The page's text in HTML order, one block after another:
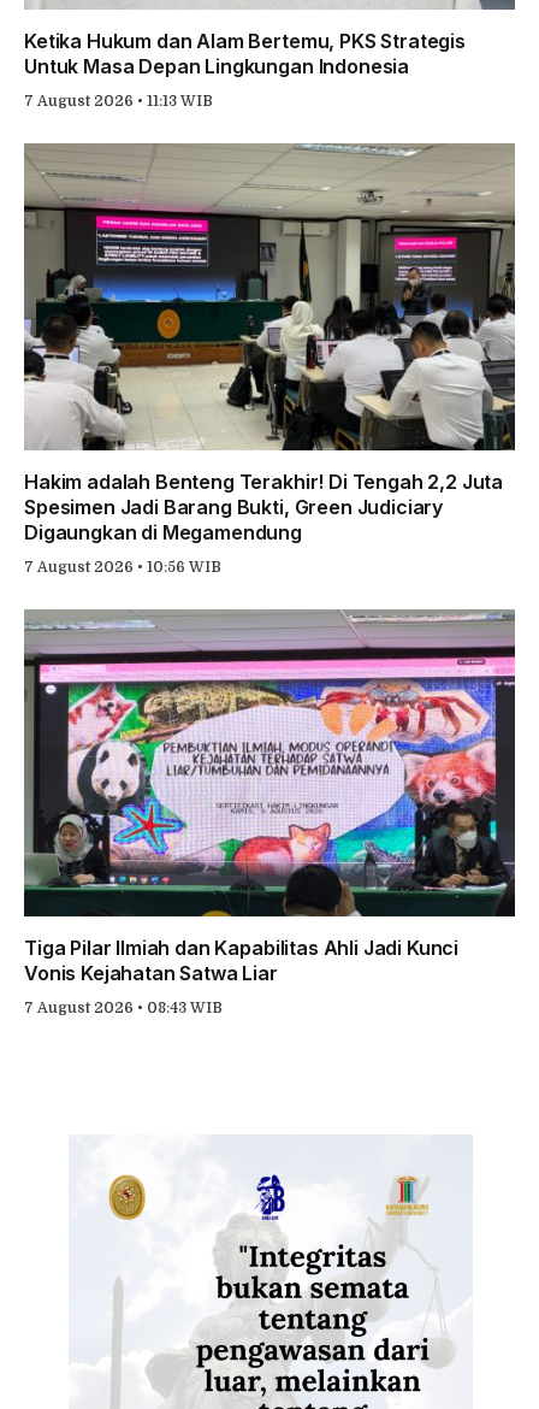
Ketika Hukum dan Alam Bertemu, PKS Strategis
Untuk Masa Depan Lingkungan Indonesia
7 August 2026 • 11:13 WIB
Hakim adalah Benteng Terakhir! Di Tengah 2,2 Juta
Spesimen Jadi Barang Bukti, Green Judiciary
Digaungkan di Megamendung
7 August 2026 • 10:56 WIB
Tiga Pilar Ilmiah dan Kapabilitas Ahli Jadi Kunci
Vonis Kejahatan Satwa Liar
7 August 2026 • 08:43 WIB